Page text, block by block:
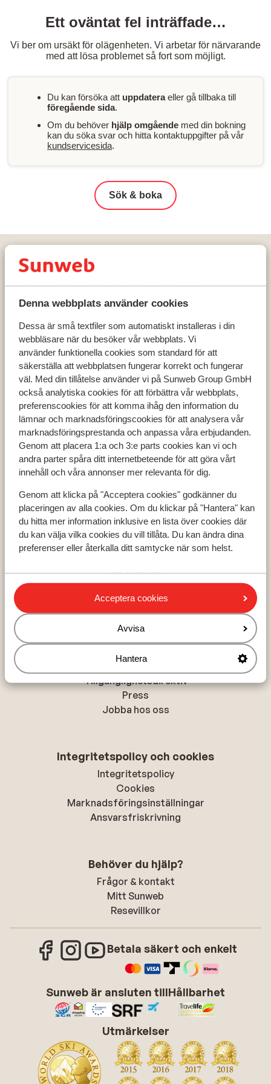
Denna webbplats använder cookies
Dessa är små textfiler som automatiskt installeras i din
webbläsare när du besöker vår webbplats. Vi
använder funktionella cookies som standard för att
säkerställa att webbplatsen fungerar korrekt och fungerar
väl. Med din tillåtelse använder vi på Sunweb Group GmbH
också analytiska cookies för att förbättra vår webbplats,
preferenscookies för att komma ihåg den information du
lämnar och marknadsföringscookies för att analysera vår
marknadsföringsprestanda och anpassa våra erbjudanden.
Genom att placera 1:a och 3:e parts cookies kan vi och
andra parter spåra ditt internetbeteende för att göra vårt
innehåll och våra annonser mer relevanta för dig.
Genom att klicka på "Acceptera cookies" godkänner du
placeringen av alla cookies. Om du klickar på "Hantera" kan
du hitta mer information inklusive en lista över cookies där
du kan välja vilka cookies du vill tillåta. Du kan ändra dina
preferenser eller återkalla ditt samtycke när som helst.
Acceptera cookies
Avvisa
Hantera
Ett oväntat fel inträffade…
Vi ber om ursäkt för olägenheten. Vi arbetar för närvarande
med att lösa problemet så fort som möjligt.
Du kan försöka att uppdateraeller gå tillbaka till
föregående sida.
Om du behöver hjälp omgående med din bokning
kan du söka svar och hitta kontaktuppgifter på vår
kundservicesida.
Sök & boka
Saalbach-Hinterglemm-Leogang-Fieberbrunn
Hinterglemm
Hotel Almrausch - Ekstra inköpt
Populära länder
Österrike
Frankrike
Andorra
Populära destinationer
Ski Amadé
Les Trois Vallées
Populära skidområden
Val Thorens
Om Sunweb
Tillgänglighetsdirektiv
Press
Jobba hos oss
Integritetspolicy och cookies
Integritetspolicy
Cookies
Marknadsföringsinställningar
Ansvarsfriskrivning
Behöver du hjälp?
Frågor & kontakt
Mitt Sunweb
Resevillkor
Betala säkert och enkelt
Sunweb är ansluten tillHållbarhet
Utmärkelser